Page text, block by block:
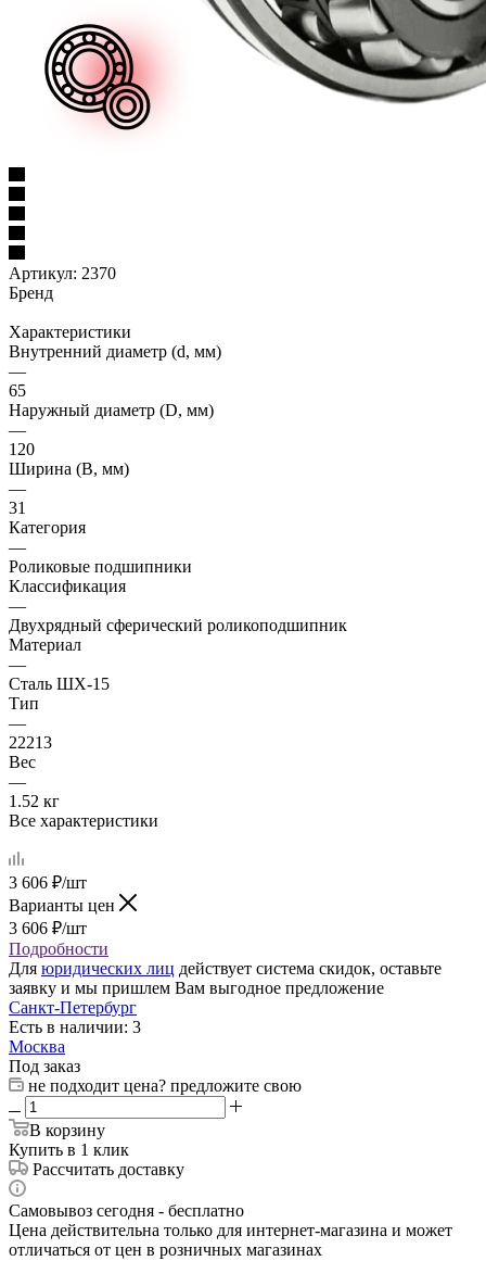
Артикул: 2370
Бренд
Характеристики
Внутренний диаметр (d, мм)
—
65
Наружный диаметр (D, мм)
—
120
Ширина (B, мм)
—
31
Категория
—
Роликовые подшипники
Классификация
—
Двухрядный сферический роликоподшипник
Материал
—
Сталь ШХ-15
Тип
—
22213
Вес
—
1.52 кг
Все характеристики
3 606 ₽/шт
Варианты цен
3 606 ₽/шт
Подробности
Для юридических лиц действует система скидок, оставьте
заявку и мы пришлем Вам выгодное предложение
Санкт-Петербург
Есть в наличии: 3
Москва
Под заказ
не подходит цена? предложите свою
В корзину
Купить в 1 клик
Рассчитать доставку
Самовывоз сегодня - бесплатно
Цена действительна только для интернет-магазина и может
отличаться от цен в розничных магазинах